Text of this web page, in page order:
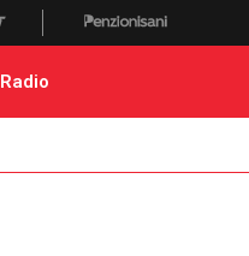
Radio